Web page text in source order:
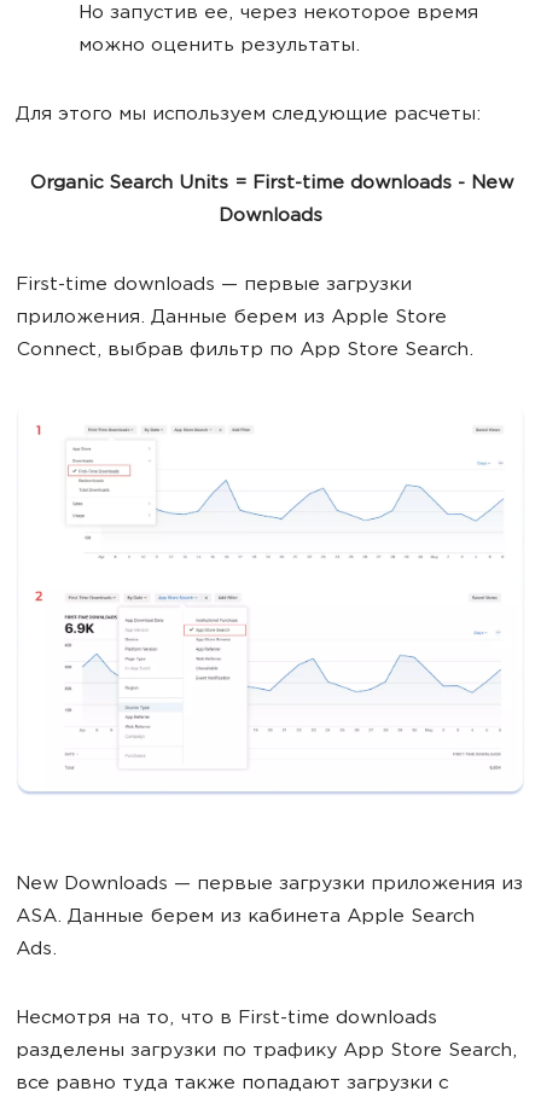
Но запустив ее, через некоторое время
можно оценить результаты.
Для этого мы используем следующие расчеты:
Organic Search Units = First-time downloads - New
Downloads
First-time downloads — первые загрузки
приложения. Данные берем из Apple Store
Connect, выбрав фильтр по App Store Search.
New Downloads — первые загрузки приложения из
ASA. Данные берем из кабинета Apple Search
Ads.
Несмотря на то, что в First-time downloads
разделены загрузки по трафику App Store Search,
все равно туда также попадают загрузки с